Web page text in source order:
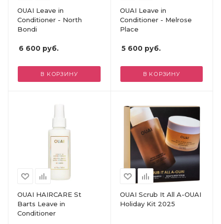
OUAI Leave in
Conditioner - North
Bondi
6 600 руб.
В КОРЗИНУ
OUAI Leave in
Conditioner - Melrose
Place
5 600руб.
В КОРЗИНУ
OUAI HAIRCARE St
Barts Leave in
Conditioner
OUAI Scrub It All A-OUAI
Holiday Kit 2025